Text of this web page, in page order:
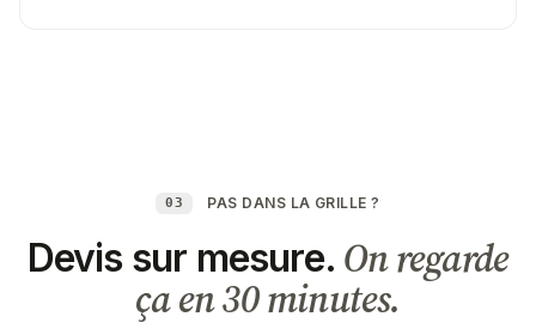
03 PAS DANS LA GRILLE ?
Devis sur mesure. On regarde
ça en 30 minutes.